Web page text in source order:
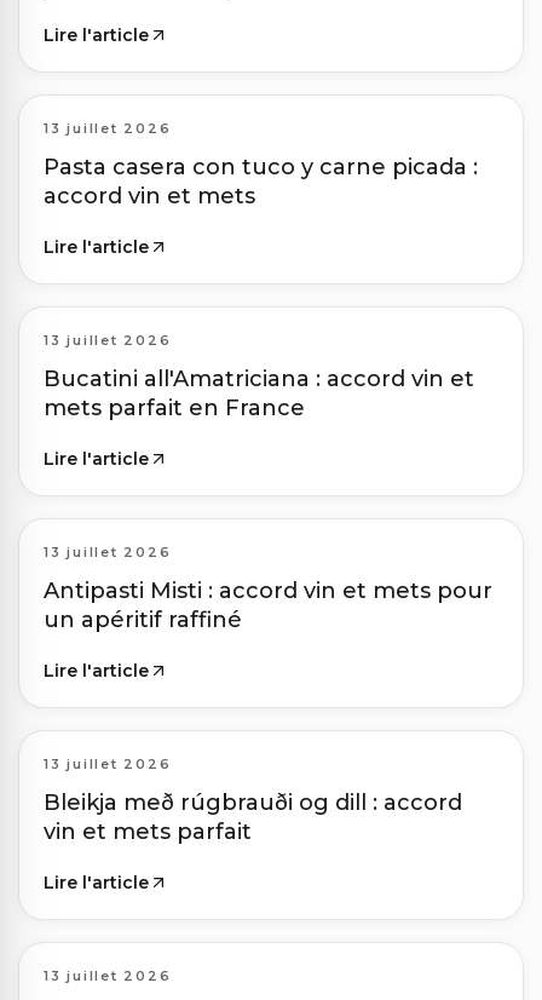
Lire l'article
13 juillet 2026
Pasta casera con tuco y carne picada :
accord vin et mets
Lire l'article
13 juillet 2026
Bucatini all'Amatriciana : accord vin et
mets parfait en France
Lire l'article
13 juillet 2026
Antipasti Misti : accord vin et mets pour
un apéritif raffiné
Lire l'article
13 juillet 2026
Bleikja með rúgbrauði og dill : accord
vin et mets parfait
Lire l'article
13 juillet 2026